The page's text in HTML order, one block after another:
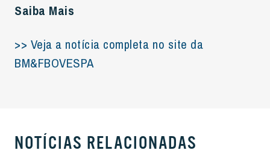
Saiba Mais
>> Veja a notícia completa no site da
BM&FBOVESPA
NOTÍCIAS RELACIONADAS